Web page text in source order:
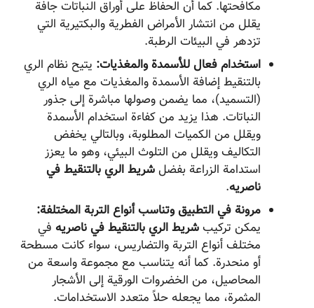
مكافحتها. كما أن الحفاظ على أوراق النباتات جافة
يقلل من انتشار الأمراض الفطرية والبكتيرية التي
تزدهر في البيئات الرطبة.
استخدام فعال للأسمدة والمغذيات: يتيح نظام الري
بالتنقيط إضافة الأسمدة والمغذيات مع مياه الري
(التسميد)، مما يضمن وصولها مباشرة إلى جذور
النباتات. هذا يزيد من كفاءة استخدام الأسمدة
ويقلل من الكميات المطلوبة، وبالتالي يخفض
التكاليف ويقلل من التلوث البيئي، وهو ما يعزز
استدامة الزراعة بفضلشريط الري بالتنقيط في
ناصریه.
مرونة في التطبيق وتناسب أنواع التربة المختلفة:
يمكن تركيبشريط الري بالتنقيط في ناصریه في
مختلف أنواع التربة والتضاريس، سواء كانت مسطحة
أو منحدرة. كما أنه يتناسب مع مجموعة واسعة من
المحاصيل، من الخضروات الورقية إلى الأشجار
المثمرة، مما يجعله حلاً متعدد الاستخدامات.